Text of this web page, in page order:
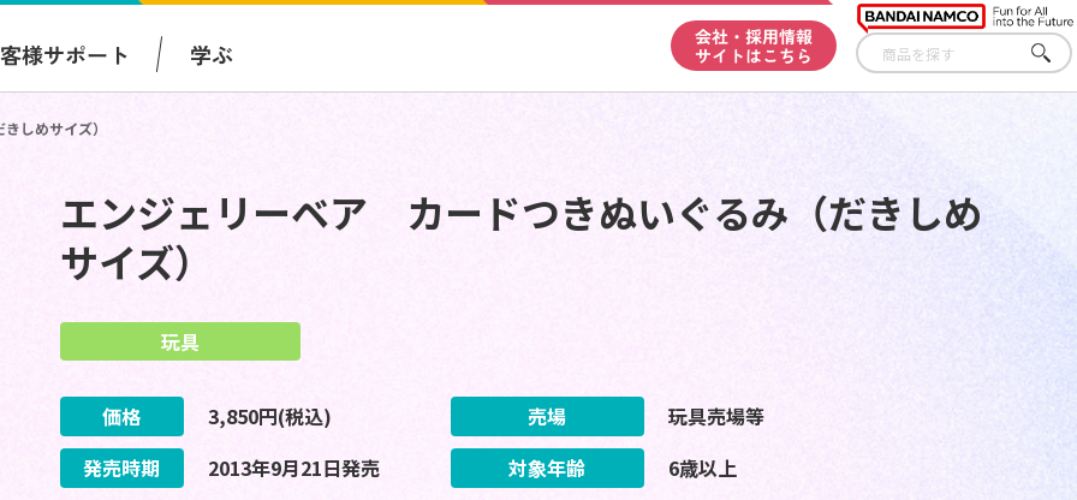
様サポート 学ぶ
会社・採用情報
サイトはこちら
さが
す
しめサイズ）
エンジェリーベア カードつきぬいぐるみ（だきしめ
サイズ）
玩具
価格 3,850円(税込) 売場
玩具売場等
発売時期
2013年9月21日発売 対象年齢 6歳以上